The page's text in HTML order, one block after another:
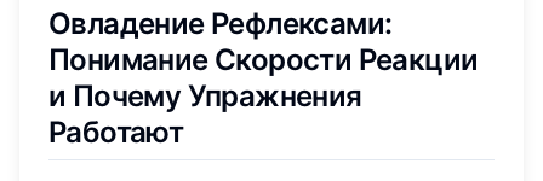
Овладение Рефлексами:
Понимание Скорости Реакции
и Почему Упражнения
Работают